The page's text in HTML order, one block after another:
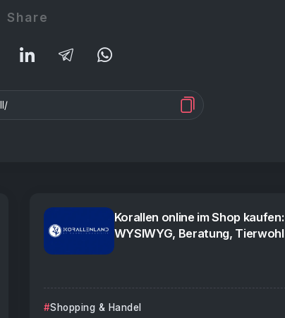
Share
Korallen online im Shop kaufen:
WYSIWYG, Beratung, Tierwohl
Shopping & Handel